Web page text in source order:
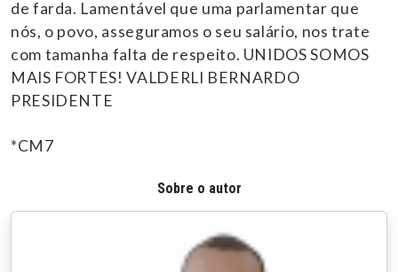
de farda. Lamentável que uma parlamentar que
nós, o povo, asseguramos o seu salário, nos trate
com tamanha falta de respeito. UNIDOS SOMOS
MAIS FORTES! VALDERLI BERNARDO
PRESIDENTE
*CM7
Sobre o autor